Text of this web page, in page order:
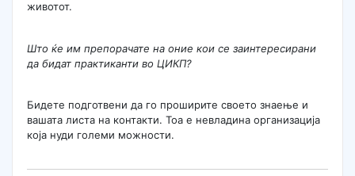
животот.
Што ќе им препорачате на оние кои се заинтересирани
да бидат практиканти во ЦИКП?
Бидете подготвени да го проширите своето знаење и
вашата листа на контакти. Тоа е невладина организација
која нуди големи можности.